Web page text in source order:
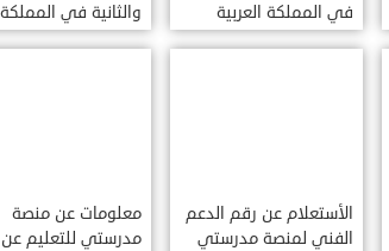
في المملكة العربية
السعودية
والثانية في المملكة
العربية السعودية
الأستعلام عن رقم الدعم
الفني لمنصة مدرستي
معلومات عن منصة
مدرستي للتعليم